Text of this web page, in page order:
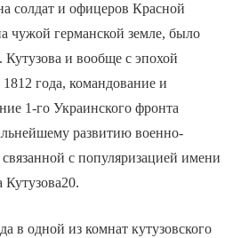
солдат и офицеров Красной
чужой германской земле, было
и вообще с эпохой
года, командование и
1-го Украинского фронта
развитию военно-
с популяризацией имени
Кутузова20.
в одной из комнат кутузовского